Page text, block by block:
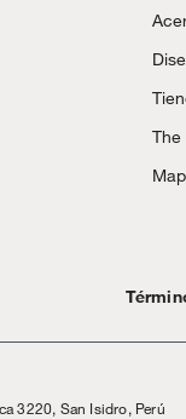
The
3220, San Isidro, Perú